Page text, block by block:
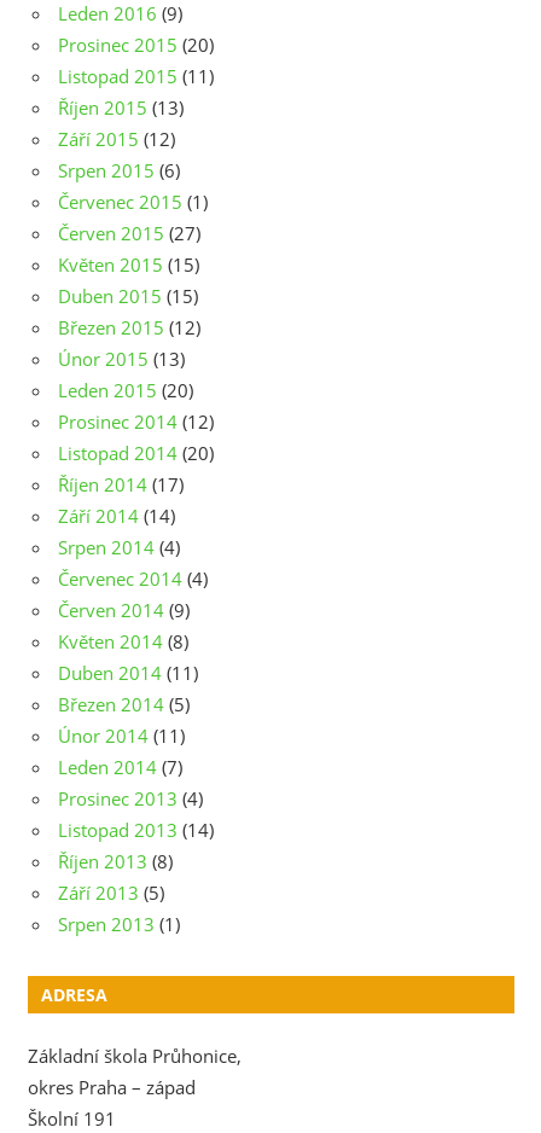
Leden 2016 (9)
Prosinec 2015 (20)
Listopad 2015 (11)
Říjen 2015 (13)
Září 2015 (12)
Srpen 2015 (6)
Červenec 2015 (1)
Červen 2015 (27)
Květen 2015 (15)
Duben 2015 (15)
Březen 2015 (12)
Únor 2015 (13)
Leden 2015 (20)
Prosinec 2014 (12)
Listopad 2014 (20)
Říjen 2014 (17)
Září 2014 (14)
Srpen 2014 (4)
Červenec 2014 (4)
Červen 2014 (9)
Květen 2014 (8)
Duben 2014 (11)
Březen 2014 (5)
Únor 2014 (11)
Leden 2014 (7)
Prosinec 2013 (4)
Listopad 2013 (14)
Říjen 2013 (8)
Září 2013 (5)
Srpen 2013 (1)
ADRESA
Základní škola Průhonice,
okres Praha – západ
Školní 191